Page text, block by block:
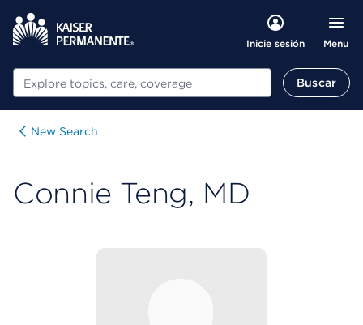
Inicie sesión Menu
Buscar Buscar
New Search
Connie Teng, MD